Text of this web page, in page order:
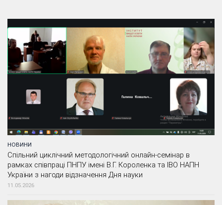
НОВИНИ
Спільний циклічний методологічний онлайн-семінар в
рамках співпраці ПНПУ імені В.Г. Короленка та ІВО НАПН
України з нагоди відзначення Дня науки
11.05.2026